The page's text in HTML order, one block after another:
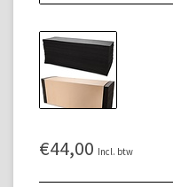
€44,00 Incl. btw